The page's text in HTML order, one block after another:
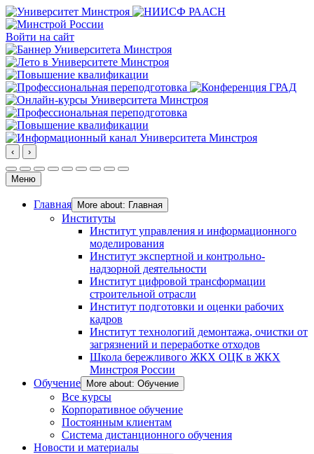
Войти на сайт
‹ ›
Меню
Главная More about: Главная
Институты
Институт управления и информационного
моделирования
Институт экспертной и контрольно-
надзорной деятельности
Институт цифровой трансформации
строительной отрасли
Институт подготовки и оценки рабочих
кадров
Институт технологий демонтажа, очистки от
загрязнений и переработке отходов
Школа бережливого ЖКХ ОЦК в ЖКХ
Минстроя России
Обучение
More about: Обучение
Все курсы
Корпоративное обучение
Постоянным клиентам
Система дистанционного обучения
Новости и материалы